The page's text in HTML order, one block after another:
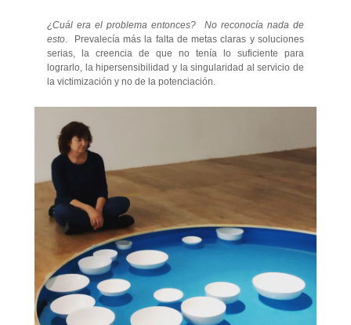
¿Cuál era el problema entonces? No reconocía nada de
esto. Prevalecía más la falta de metas claras y soluciones
serias, la creencia de que no tenía lo suficiente para
lograrlo, la hipersensibilidad y la singularidad al servicio de
la victimización y no de la potenciación.